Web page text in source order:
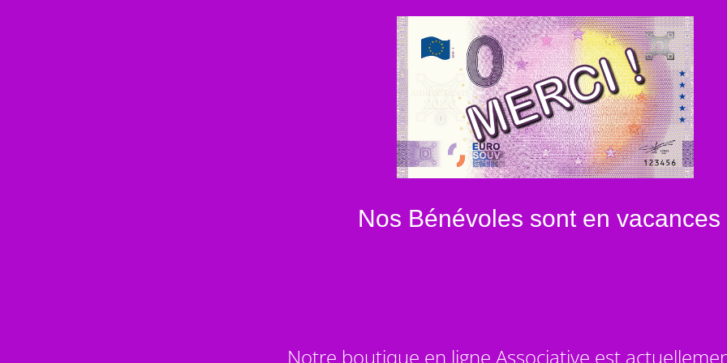
Nos Bénévoles sont en vacances
Notre boutique en ligne Associative est